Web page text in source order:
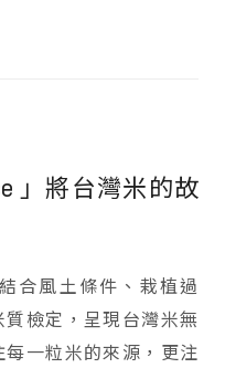
」將台灣米的故
合風土條件、栽植過
檢定，呈現台灣米無
一粒米的來源，更注